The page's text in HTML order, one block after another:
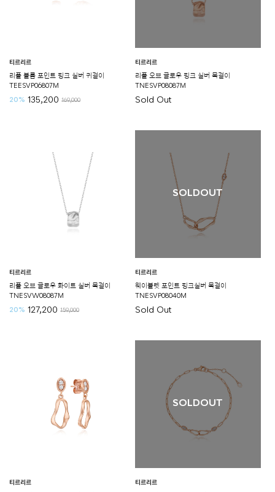
티르리르
리플 볼륨 포인트 핑크 실버 귀걸이
TEESVP06807M
20% 135,200 169,000
티르리르
리플 오브 글로우 핑크 실버 목걸이
TNESVP08087M
Sold Out
티르리르
리플 오브 글로우 화이트 실버 목걸이
TNESVW08087M
20% 127,200 159,000
SOLDOUT
티르리르
웨이블렛 포인트 핑크실버 목걸이
TNESVP08040M
Sold Out
티르리르
SOLDOUT
티르리르